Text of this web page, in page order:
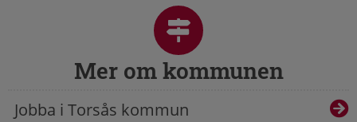
Mer om kommunen
Jobba i Torsås kommun